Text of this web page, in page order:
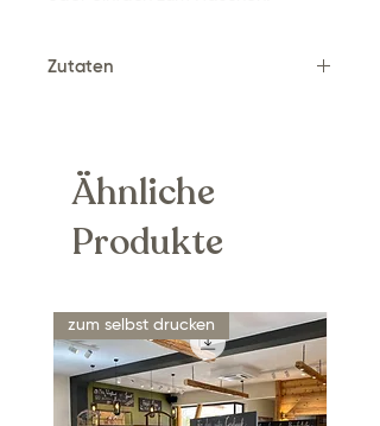
Zutaten
Ähnliche
Produkte
zum selbst drucken